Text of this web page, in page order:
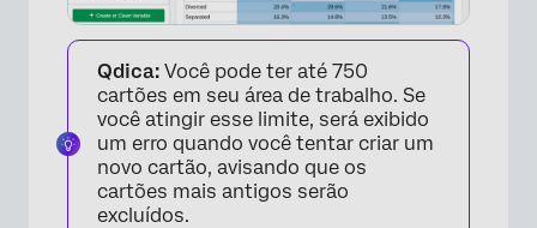
Qdica: Você pode ter até 750
cartões em seu área de trabalho. Se
você atingir esse limite, será exibido
um erro quando você tentar criar um
novo cartão, avisando que os
cartões mais antigos serão
excluídos.